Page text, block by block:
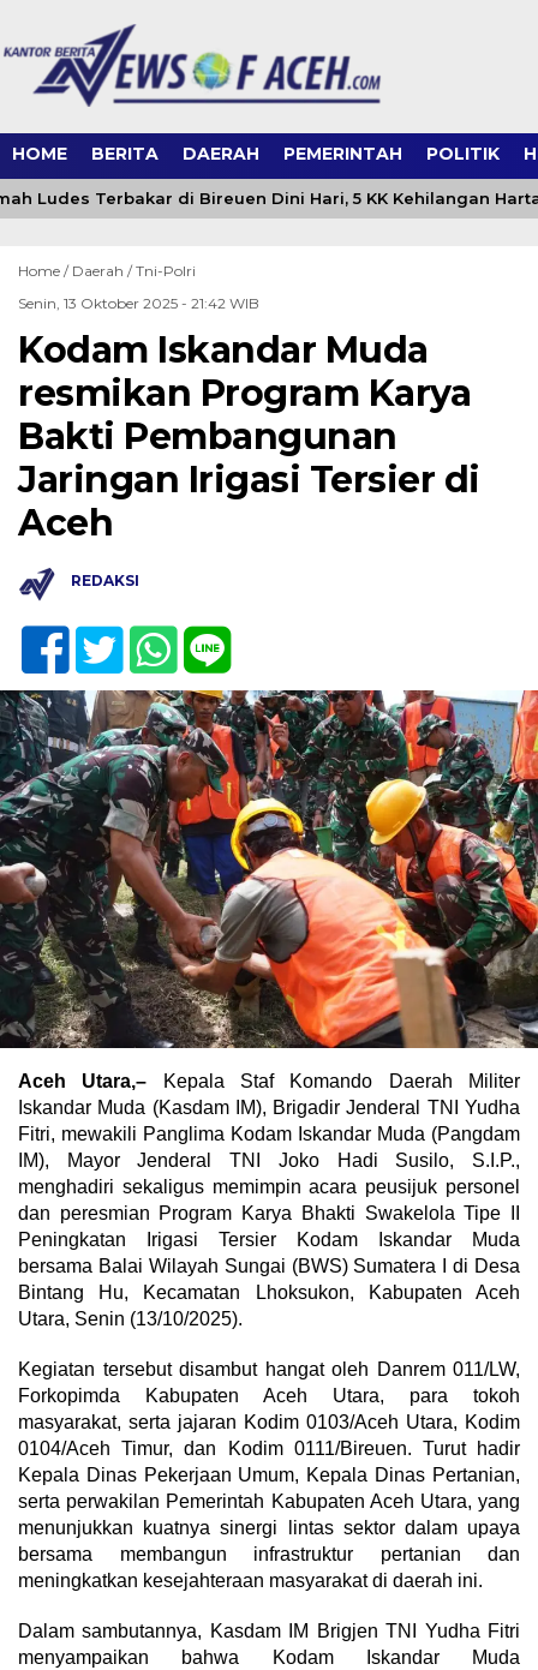
HOME BERITA DAERAH PEMERINTAH POLITIK
Ludes Terbakar di Bireuen Dini Hari, 5 KK Kehilangan Harta
Home / Daerah /Tni-Polri
Senin, 13 Oktober 2025 - 21:42 WIB
Kodam Iskandar Muda
resmikan Program Karya
Bakti Pembangunan
Jaringan Irigasi Tersier di
Aceh
REDAKSI
Aceh Utara,– Kepala Staf Komando Daerah Militer
Iskandar Muda (Kasdam IM), Brigadir Jenderal TNI Yudha
Fitri, mewakili Panglima Kodam Iskandar Muda (Pangdam
IM), Mayor Jenderal TNI Joko Hadi Susilo, S.I.P.,
menghadiri sekaligus memimpin acara peusijuk personel
dan peresmian Program Karya Bhakti Swakelola Tipe II
Peningkatan Irigasi Tersier Kodam Iskandar Muda
bersama Balai Wilayah Sungai (BWS) Sumatera I di Desa
Bintang Hu, Kecamatan Lhoksukon, Kabupaten Aceh
Utara, Senin (13/10/2025).
Kegiatan tersebut disambut hangat oleh Danrem 011/LW,
Forkopimda Kabupaten Aceh Utara, para tokoh
masyarakat, serta jajaran Kodim 0103/Aceh Utara, Kodim
0104/Aceh Timur, dan Kodim 0111/Bireuen. Turut hadir
Kepala Dinas Pekerjaan Umum, Kepala Dinas Pertanian,
serta perwakilan Pemerintah Kabupaten Aceh Utara, yang
menunjukkan kuatnya sinergi lintas sektor dalam upaya
bersama membangun infrastruktur pertanian dan
meningkatkan kesejahteraan masyarakat di daerah ini.
Dalam sambutannya, Kasdam IM Brigjen TNI Yudha Fitri
menyampaikan bahwa Kodam Iskandar Muda